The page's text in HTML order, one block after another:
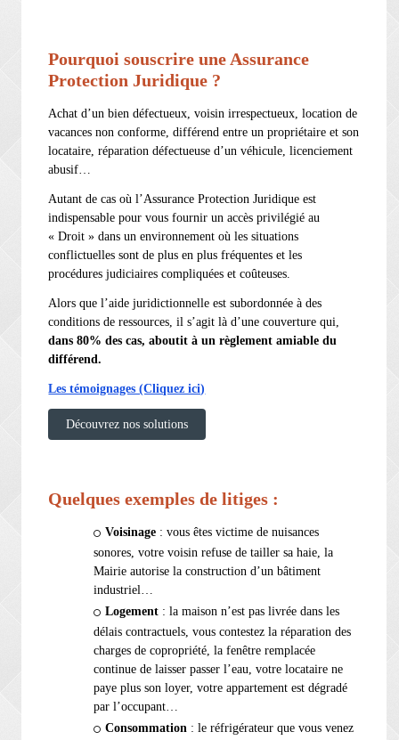
Pourquoi souscrire une Assurance
Protection Juridique ?
Achat d’un bien défectueux, voisin irrespectueux, location de
vacances non conforme, différend entre un propriétaire et son
locataire, réparation défectueuse d’un véhicule, licenciement
abusif…
Autant de cas où l’Assurance Protection Juridique est
indispensable pour vous fournir un accès privilégié au
« Droit » dans un environnement où les situations
conflictuelles sont de plus en plus fréquentes et les
procédures judiciaires compliquées et coûteuses.
Alors que l’aide juridictionnelle est subordonnée à des
conditions de ressources, il s’agit là d’une couverture qui,
dans 80% des cas, aboutit à un règlement amiable du
différend.
Les témoignages (Cliquez ici)
Découvrez nos solutions
Quelques exemples de litiges :
Voisinage : vous êtes victime de nuisances
sonores, votre voisin refuse de tailler sa haie, la
Mairie autorise la construction d’un bâtiment
industriel…
Logement : la maison n’est pas livrée dans les
délais contractuels, vous contestez la réparation des
charges de copropriété, la fenêtre remplacée
continue de laisser passer l’eau, votre locataire ne
paye plus son loyer, votre appartement est dégradé
par l’occupant…
Consommation : le réfrigérateur que vous venez